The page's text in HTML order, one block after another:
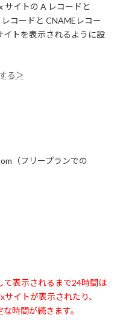
サイトの A レコードと
コードと CNAMEレコー
イトを表示されるように設
る＞
（フリープランでの
て表示されるまで24時間ほ
イトが表示されたり、
時間が続きます。